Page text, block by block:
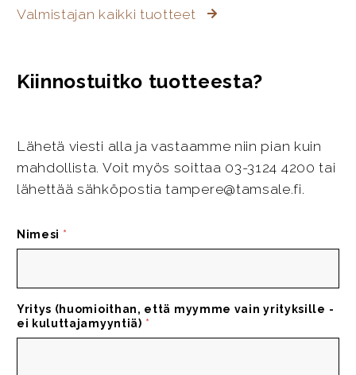
Valmistajan kaikki tuotteet
Kiinnostuitko tuotteesta?
Lähetä viesti alla ja vastaamme niin pian kuin
mahdollista. Voit myös soittaa 03-3124 4200 tai
lähettää sähköpostia tampere@tamsale.fi.
Nimesi *
Yritys (huomioithan, että myymme vain yrityksille -
ei kuluttajamyyntiä) *